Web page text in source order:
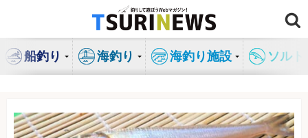
ン
船釣り 海釣り 海釣り施設 ソル